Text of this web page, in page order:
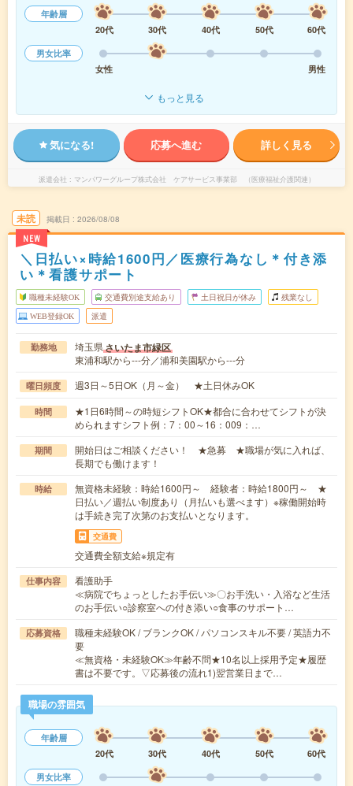
年齢層
20代
30代 40代 50代
60代
男女比率
女性
男性
もっと見る
気になる! 応募へ進む 詳しく見る
派遣会社 マンパワーグループ株式会社 ケアサービス事業部 （医療福祉介護関連）
未読
NEW
掲載日 2026/08/08
＼日払い×時給1600円／医療行為なし＊付き添
い＊看護サポート
職種未経験OK 交通費別途支給あり 土日祝日が休み 残業なし
WEB登録OK 派遣
勤務地 埼玉県さいたま市緑区
東浦和駅から---分／浦和美園駅から---分
曜日頻度 週3日～5日OK（月～金） ★土日休みOK
時間
★1日6時間～の時短シフトOK★都合に合わせてシフトが決
められますシフト例：7：00～16：009：…
期間
開始日はご相談ください！ ★急募 ★職場が気に入れば、
長期でも働けます！
時給
無資格未経験：時給1600円～ 経験者：時給1800円～ ★
日払い／週払い制度あり（月払いも選べます）※稼働開始時
は手続き完了次第のお支払いとなります。
交通費
交通費全額支給※規定有
仕事内容
看護助手
≪病院でちょっとしたお手伝い≫〇お手洗い・入浴など生活
のお手伝い○診察室への付き添い○食事のサポート…
応募資格
職種未経験OK / ブランクOK / パソコンスキル不要 / 英語力不
要
≪無資格・未経験OK≫年齢不問★10名以上採用予定★履歴
書は不要です。▽応募後の流れ1)翌営業日まで…
職場の雰囲気
年齢層
20代
30代 40代 50代
60代
男女比率